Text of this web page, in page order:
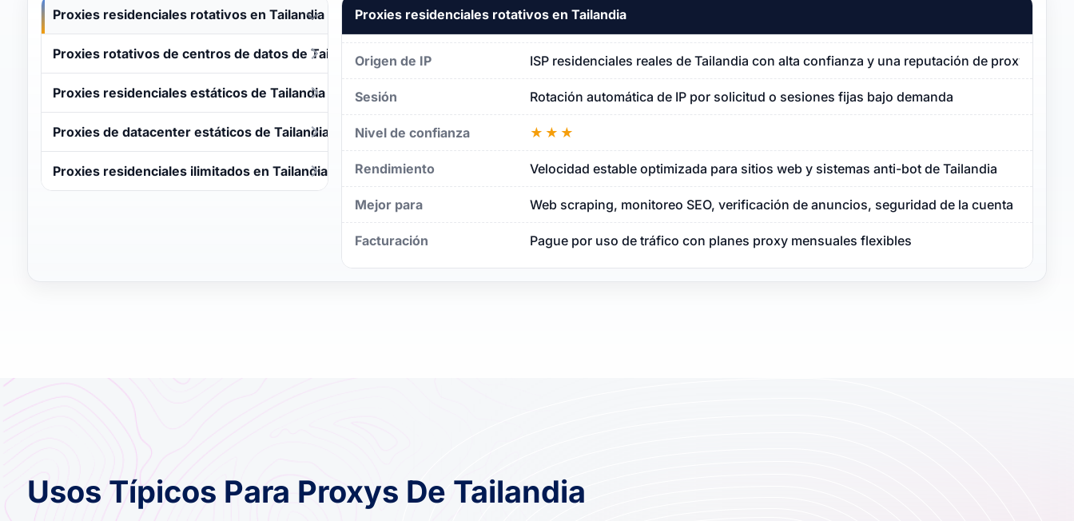
Proxies residenciales rotativos en Tailandia
Proxies rotativos de centros de datos de Tailandia
Proxies residenciales estáticos de Tailandia
Proxies de datacenter estáticos de Tailandia
Proxies residenciales ilimitados en Tailandia
Proxies residenciales rotativos en Tailandia
Origen de IP ISP residenciales reales de Tailandia con alta confianza y una reputación de proxy limpia
Sesión Rotación automática de IP por solicitud o sesiones fijas bajo demanda
Nivel de confianza ★★★
Rendimiento Velocidad estable optimizada para sitios web y sistemas anti-bot de Tailandia
Mejor para Web scraping, monitoreo SEO, verificación de anuncios, seguridad de la cuenta
Facturación Pague por uso de tráfico con planes proxy mensuales flexibles
Usos Típicos Para Proxys De Tailandia